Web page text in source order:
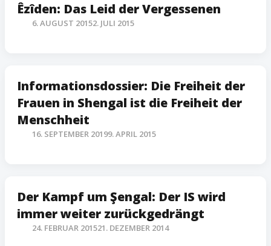
Êzîden: Das Leid der Vergessenen
6. AUGUST 20152. JULI 2015
Informationsdossier: Die Freiheit der
Frauen in Shengal ist die Freiheit der
Menschheit
16. SEPTEMBER 20199. APRIL 2015
Der Kampf um Şengal: Der IS wird
immer weiter zurückgedrängt
24. FEBRUAR 201521. DEZEMBER 2014